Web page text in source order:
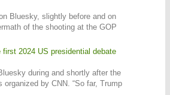
Bluesky, slightly before and on
of the shooting at the GOP
2024 US presidential debate
during and shortly after the
organized by CNN. “So far, Trump